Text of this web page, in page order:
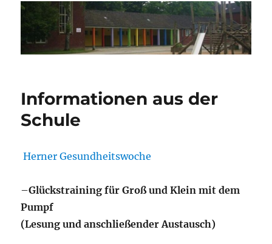
Informationen aus der
Schule
Herner Gesundheitswoche
–Glückstraining für Groß und Klein mit dem
Pumpf
(Lesung und anschließender Austausch)